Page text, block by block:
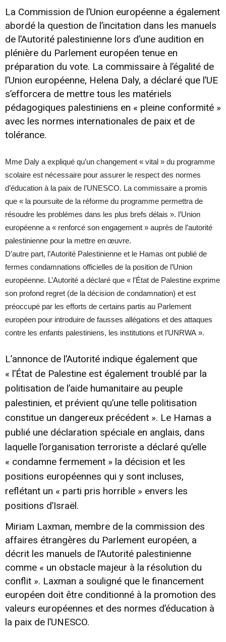
La Commission de l’Union européenne a également
abordé la question de l’incitation dans les manuels
de l’Autorité palestinienne lors d’une audition en
plénière du Parlement européen tenue en
préparation du vote. La commissaire à l’égalité de
l’Union européenne, Helena Daly, a déclaré que l’UE
s’efforcera de mettre tous les matériels
pédagogiques palestiniens en « pleine conformité »
avec les normes internationales de paix et de
tolérance.
Mme Daly a expliqué qu’un changement « vital » du programme
scolaire est nécessaire pour assurer le respect des normes
d’éducation à la paix de l’UNESCO. La commissaire a promis
que « la poursuite de la réforme du programme permettra de
résoudre les problèmes dans les plus brefs délais ». l’Union
européenne a « renforcé son engagement » auprès de l’autorité
palestinienne pour la mettre en œuvre.
D’autre part, l’Autorité Palestinienne et le Hamas ont publié de
fermes condamnations officielles de la position de l’Union
européenne. L’Autorité a déclaré que « l’État de Palestine exprime
son profond regret (de la décision de condamnation) et est
préoccupé par les efforts de certains partis au Parlement
européen pour introduire de fausses allégations et des attaques
contre les enfants palestiniens, les institutions et l’UNRWA ».
L’annonce de l’Autorité indique également que
« l’État de Palestine est également troublé par la
politisation de l’aide humanitaire au peuple
palestinien, et prévient qu’une telle politisation
constitue un dangereux précédent ». Le Hamas a
publié une déclaration spéciale en anglais, dans
laquelle l’organisation terroriste a déclaré qu’elle
« condamne fermement » la décision et les
positions européennes qui y sont incluses,
reflétant un « parti pris horrible » envers les
positions d’Israël.
Miriam Laxman, membre de la commission des
affaires étrangères du Parlement européen, a
décrit les manuels de l’Autorité palestinienne
comme « un obstacle majeur à la résolution du
conflit ». Laxman a souligné que le financement
européen doit être conditionné à la promotion des
valeurs européennes et des normes d’éducation à
la paix de l’UNESCO.